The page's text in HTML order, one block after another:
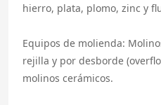
hierro, plata, plomo, zinc y
Equipos de molienda:
rejilla y por desborde
molinos cerámicos.